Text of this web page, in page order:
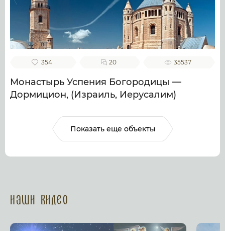
354 20 35537
Монастырь Успения Богородицы —
Дормицион, (Израиль, Иерусалим)
Показать еще объекты
Наши Видео